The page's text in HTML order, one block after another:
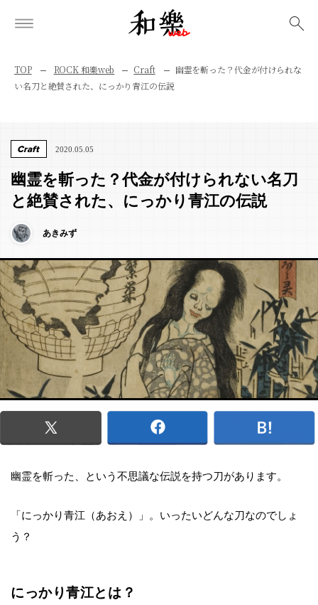
TOP ROCK 和樂web Craft
幽霊を斬った？代金が付けられな
い名刀と絶賛された、にっかり青江の伝説
Craft 2020.05.05
幽霊を斬った？代金が付けられない名刀
と絶賛された、にっかり青江の伝説
あきみず
幽霊を斬った、という不思議な伝説を持つ刀があります。
「にっかり青江（あおえ）」。いったいどんな刀なのでしょ
う？
にっかり青江とは？